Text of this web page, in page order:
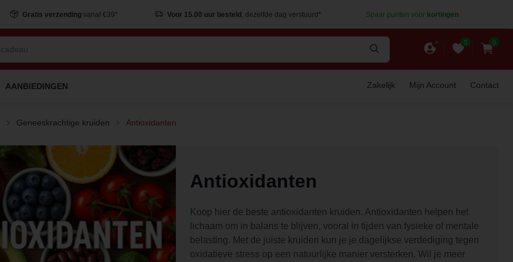
Gratis verzending vanaf €39* Voor 15.00 uur besteld , dezelfde dag verstuurd* Spaar punten voor kortingen
0 0
AANBIEDINGEN Zakelijk Mijn Account Contact
Geneeskrachtige kruiden Antioxidanten
Antioxidanten
Koop hier de beste antioxidanten kruiden. Antioxidanten helpen het
lichaam om in balans te blijven, vooral in tijden van fysieke of mentale
belasting. Met de juiste kruiden kun je je dagelijkse verdediging tegen
oxidatieve stress op een natuurlijke manier versterken. Wil je meer